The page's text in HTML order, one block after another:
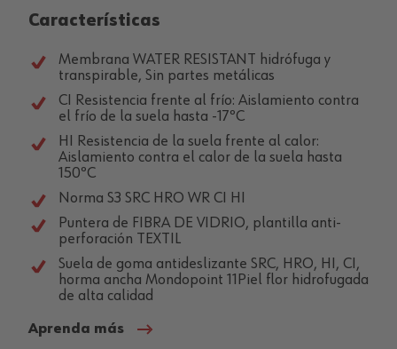
Características
Membrana WATER RESISTANT hidrófuga y
transpirable, Sin partes metálicas
CI Resistencia frente al frío: Aislamiento contra
el frío de la suela hasta -17ºC
HI Resistencia de la suela frente al calor:
Aislamiento contra el calor de la suela hasta
150ºC
Norma S3 SRC HRO WR CI HI
Puntera de FIBRA DE VIDRIO, plantilla anti-
perforación TEXTIL
Suela de goma antideslizante SRC, HRO, HI, CI,
horma ancha Mondopoint 11Piel flor hidrofugada
de alta calidad
Aprenda más